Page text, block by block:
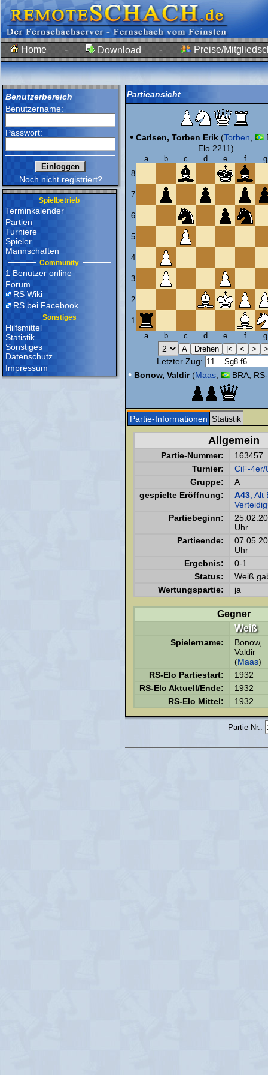
Home - Download - Preise/
Benutzerbereich
Benutzername:
Passwort:
Noch nicht registriert?
Spielbetrieb
Terminkalender
Partien
Turniere
Spieler
Mannschaften
Community
1 Benutzer online
Forum
RS Wiki
RS bei Facebook
Sonstiges
Hilfsmittel
Statistik
Sonstiges
Datenschutz
Impressum
Partieansicht
• Carlsen, Torben Erik (Torben
Elo 2211)
a b c d e f
g
8
7
6
5
4
3
2
1
a
b c d e f g
Letzter Zug:
• Bonow, Valdir(Maas, BRA,
Partie-Informationen Statistik
Allgemein
Partie-Nummer:
163457
Turnier:
CiF-4er/
Gruppe:
A
gespielte Eröffnung:
A43 ,
Partiebeginn:
Uhr
Partieende:
Uhr
Ergebnis:
0-1
Status:
Weiß
Wertungspartie:
ja
Gegner
Weiß
Spielername:
Bonow,
Valdir
(Maas)
RS-Elo Partiestart:
1932
RS-Elo Aktuell/Ende:
1932
RS-Elo Mittel:
1932
Partie-Nr.: